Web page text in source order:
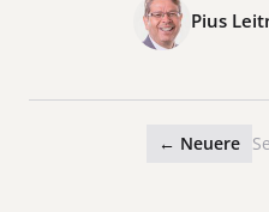
Pius
← Neuere